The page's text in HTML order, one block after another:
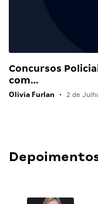
Concursos
com…
Olivia Furlan • 2 de